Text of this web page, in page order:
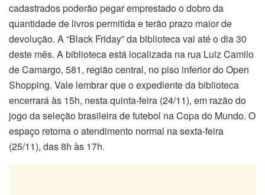
cadastrados poderão pegar emprestado o dobro da
quantidade de livros permitida e terão prazo maior de
devolução. A “Black Friday” da biblioteca vai até o dia 30
deste mês. A biblioteca está localizada na rua Luiz Camilo
de Camargo, 581, região central, no piso inferior do Open
Shopping. Vale lembrar que o expediente da biblioteca
encerrará às 15h, nesta quinta-feira (24/11), em razão do
jogo da seleção brasileira de futebol na Copa do Mundo. O
espaço retoma o atendimento normal na sexta-feira
(25/11), das 8h às 17h.